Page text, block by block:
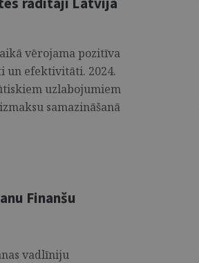
vērojama pozitīva
un efektivitāti. 2024.
uzlabojumiem
samazināšanā
Finanšu
vadlīniju